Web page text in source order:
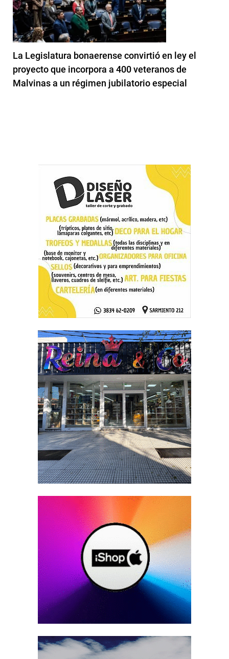
La Legislatura bonaerense convirtió en ley el
proyecto que incorpora a 400 veteranos de
Malvinas a un régimen jubilatorio especial